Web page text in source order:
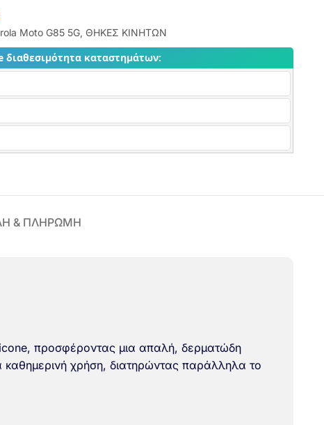
Moto G85 5G, ΘΗΚΕΣ ΚΙΝΗΤΩΝ
διαθεσιμότητα καταστημάτων:
& ΠΛΗΡΩΜΗ
προσφέροντας μια απαλή, δερματώδη
καθημερινή χρήση, διατηρώντας παράλληλα το